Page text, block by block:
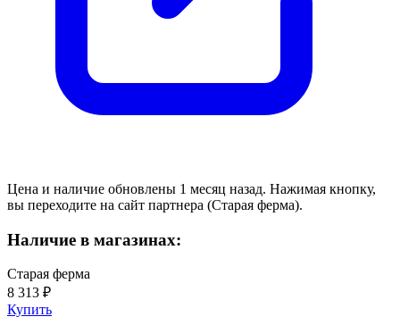
Цена и наличие обновлены 1 месяц назад. Нажимая кнопку,
вы переходите на сайт партнера (Старая ферма).
Наличие в магазинах:
Старая ферма
8 313 ₽
Купить